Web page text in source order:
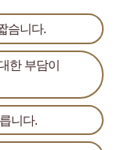
슴니다.
한 부담이
니다.